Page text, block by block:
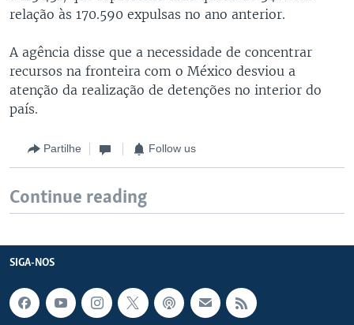
relação às 170.590 expulsas no ano anterior.
A agência disse que a necessidade de concentrar
recursos na fronteira com o México desviou a
atenção da realização de detenções no interior do
país.
Partilhe Follow us
Continue reading
SIGA-NOS